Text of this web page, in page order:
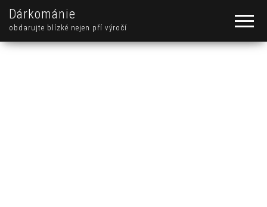
Dárkománie
obdarujte blízké nejen pří výročí